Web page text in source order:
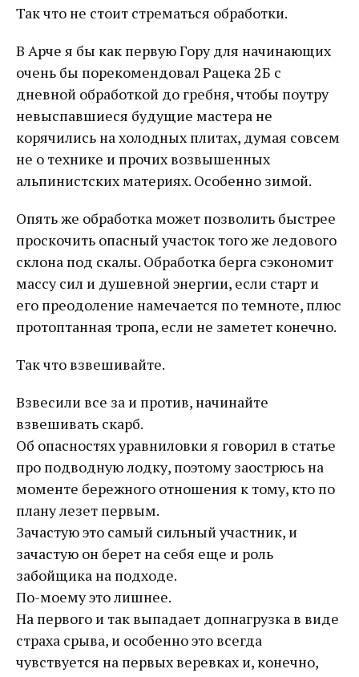
Так что не стоит стрематься обработки.
В Арче я бы как первую Гору для начинающих
очень бы порекомендовал Рацека 2Б с
дневной обработкой до гребня, чтобы поутру
невыспавшиеся будущие мастера не
корячились на холодных плитах, думая совсем
не о технике и прочих возвышенных
альпинистских материях. Особенно зимой.
Опять же обработка может позволить быстрее
проскочить опасный участок того же ледового
склона под скалы. Обработка берга сэкономит
массу сил и душевной энергии, если старт и
его преодоление намечается по темноте, плюс
протоптанная тропа, если не заметет конечно.
Так что взвешивайте.
Взвесили все за и против, начинайте
взвешивать скарб.
Об опасностях уравниловки я говорил в статье
про подводную лодку, поэтому заострюсь на
моменте бережного отношения к тому, кто по
плану лезет первым.
Зачастую это самый сильный участник, и
зачастую он берет на себя еще и роль
забойщика на подходе.
По-моему это лишнее.
На первого и так выпадает допнагрузка в виде
страха срыва, и особенно это всегда
чувствуется на первых веревках и, конечно,